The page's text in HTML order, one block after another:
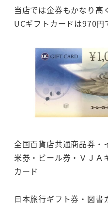
当店では金券もかなり高
UCギフトカードは970円
全国百貨店共通商品券・
米券・ビール券・ＶＪＡ
カード
日本旅行ギフト券・図書